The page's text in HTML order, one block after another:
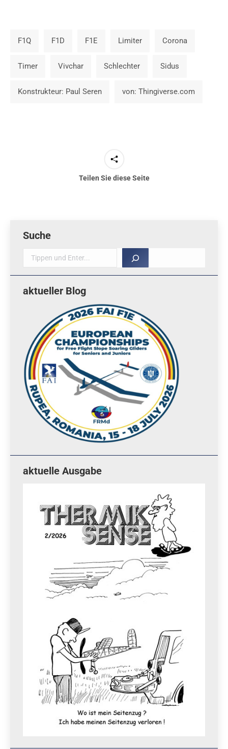
F1Q F1D F1E Limiter Corona
Timer Vivchar Schlechter Sidus
Konstrukteur: Paul Seren von: Thingiverse.com
Teilen Sie diese Seite
Suche
Suche
aktueller Blog
aktuelle Ausgabe